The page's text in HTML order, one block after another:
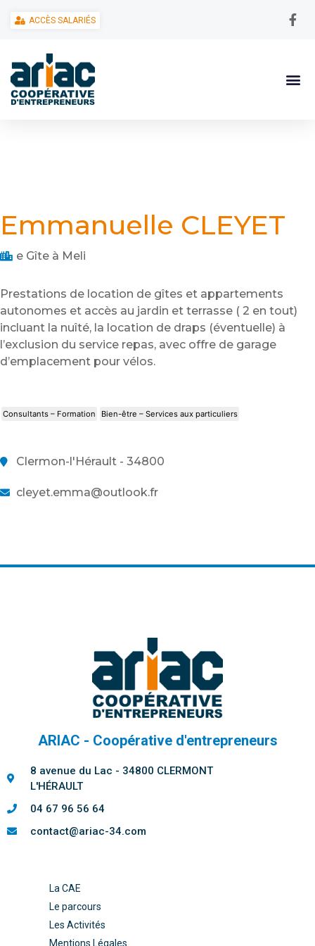
ACCÈS SALARIÉS
Emmanuelle CLEYET
e Gîte à Meli
Prestations de location de gîtes et appartements
autonomes et accès au jardin et terrasse ( 2 en tout)
incluant la nuîté, la location de draps (éventuelle) à
l’exclusion du service repas, avec offre de garage
d’emplacement pour vélos.
Consultants – Formation Bien-être – Services aux particuliers
Clermon-l'Hérault - 34800
cleyet.emma@outlook.fr
ARIAC - Coopérative d'entrepreneurs
8 avenue du Lac - 34800 CLERMONT
L'HÉRAULT
04 67 96 56 64
contact@ariac-34.com
La CAE
Le parcours
Les Activités
Mentions Légales